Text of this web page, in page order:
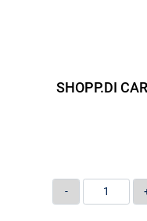
SHOPP.DI
Quantità